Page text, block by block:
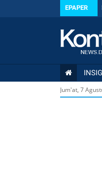
EPAPER
Jum'at, 7